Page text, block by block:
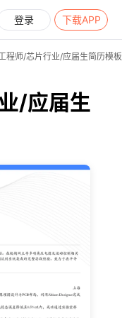
登录 下载APP
程师/芯片行业/应届生简历模板
/应届生